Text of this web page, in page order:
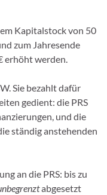
Kapitalstock von 50
zum Jahresende
erhöht werden.
Sie bezahlt dafür
gedient: die PRS
und die
ständig anstehenden
an die PRS: bis zu
abgesetzt